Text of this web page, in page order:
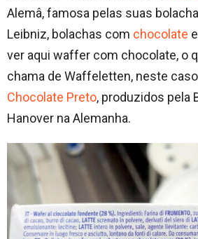
Alemâ, famosa pelas suas
Leibniz, bolachas com chocolate
ver aqui waffer com chocolate, o
chama de Waffeletten, neste
Chocolate Preto, produzidos pela
Hanover na Alemanha.